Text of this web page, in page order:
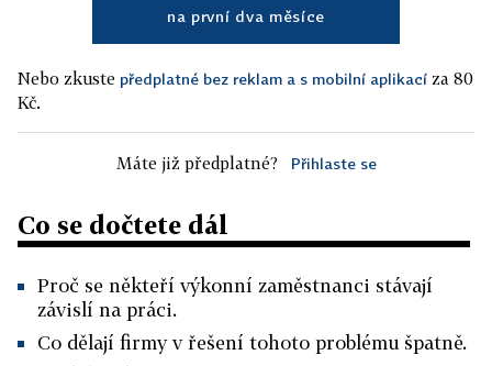
na první dva měsíce
Nebo zkuste předplatné bez reklam a s mobilní aplikací za 80
Kč.
Máte již předplatné? Přihlaste se
Co se dočtete dál
Proč se někteří výkonní zaměstnanci stávají
závislí na práci.
Co dělají firmy v řešení tohoto problému špatně.